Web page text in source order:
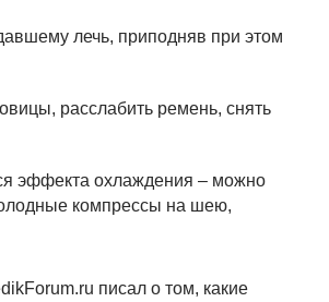
лечь, приподняв при этом
расслабить ремень, снять
эффекта охлаждения – можно
компрессы на шею,
писал о том, какие